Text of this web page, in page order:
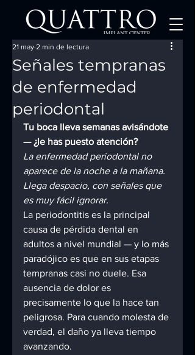
Señales tempranas
de enfermedad
periodontal
21 may 2 min de lectura
Tu boca lleva semanas avisándote
— ¿le has puesto atención?
La enfermedad periodontal no
aparece de la noche a la mañana.
Llega despacio, con señales que
es muy fácil ignorar.
La periodontitis es la principal
causa de pérdida dental en
adultos a nivel mundial — y lo más
paradójico es que en sus etapas
tempranas casi no duele. Esa
ausencia de dolor es
precisamente lo que la hace tan
peligrosa. Para cuando molesta de
verdad, el daño ya lleva tiempo
avanzando.